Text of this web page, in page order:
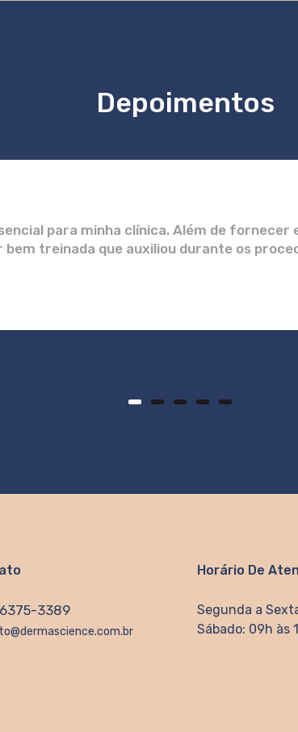
Depoimentos
para minha clínica. Além de fornecer
treinada que auxiliou durante os
3389
Horário De
Segunda a
Sábado: 09h às